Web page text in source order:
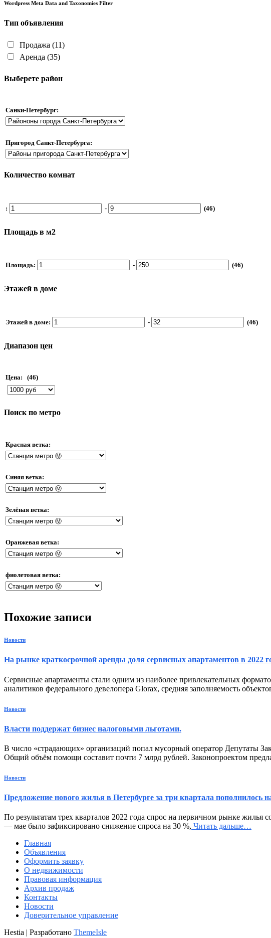
Wordpress Meta Data and Taxonomies Filter
Тип объявления
Продажа (11)
Аренда (35)
Выберете район
Санки-Петербург:
Пригород Санкт-Петербурга:
Количество комнат
: - (46)
Площадь в м2
Площадь: - (46)
Этажей в доме
Этажей в доме: - (46)
Диапазон цен
Цена: (46)
Поиск по метро
Красная ветка:
Синяя ветка:
Зелёная ветка:
Оранжевая ветка:
фиолетовая ветка:
Похожие записи
Новости
На рынке краткосрочной аренды доля сервисных апартаментов в 2022
Сервисные апартаменты стали одним из наиболее привлекательных
аналитиков федерального девелопера Glorax, средняя заполняемость
Новости
Власти поддержат бизнес налоговыми льготами.
В число «страдающих» организаций попал мусорный оператор Депутаты
Общий объём помощи составит почти 7 млрд рублей. Законопроектом
Новости
Предложение нового жилья в Петербурге за три квартала пополнилось
По результатам трех кварталов 2022 года спрос на первичном рынке
— мае было зафиксировано снижение спроса на 30 %, Читать дальше…
Главная
Объявления
Оформить заявку
О недвижимости
Правовая информация
Архив продаж
Контакты
Новости
Доверительное управление
Hestia | Разработано ThemeIsle